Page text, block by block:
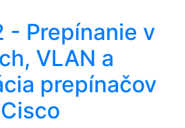
- Prepínanie v
VLAN a
prepínačov
Cisco